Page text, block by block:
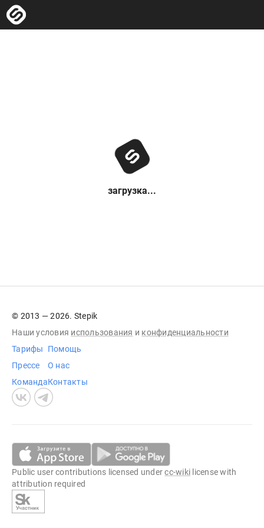
загрузка...
© 2013 — 2026. Stepik
Наши условия использования и конфиденциальности
Тарифы
Прессе
Команда
Помощь
О нас
Контакты
Public user contributions licensed undercc-wiki license with
attribution required